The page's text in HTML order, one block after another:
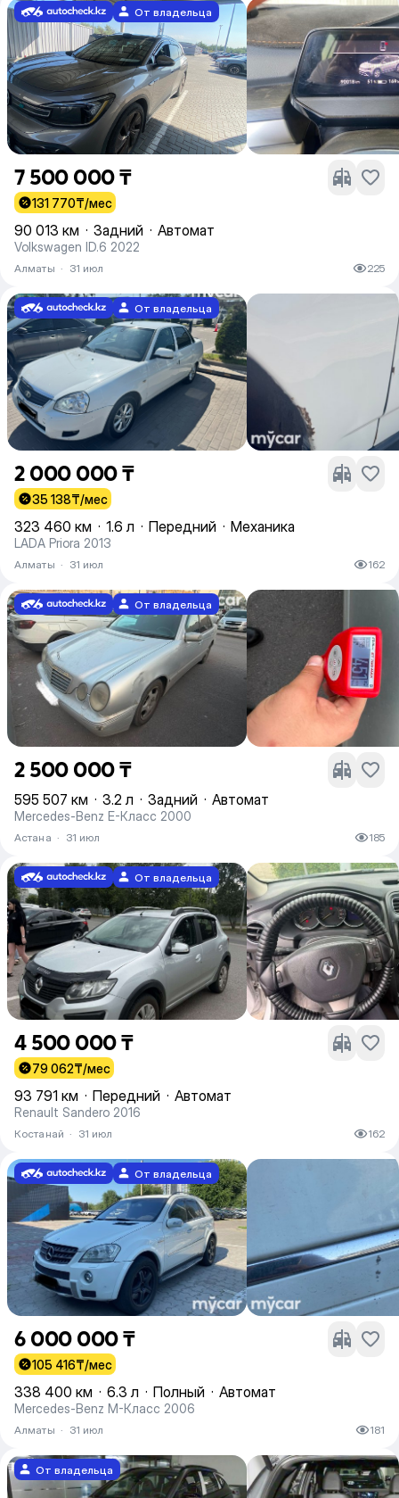
От владельца
7 500 000 ₸
131 770₸/мес
90 013 км · Задний · Автомат
Volkswagen ID.6 2022
Алматы · 31 июл 225
От владельца
2 000 000 ₸
35 138₸/мес
323 460 км · 1.6 л · Передний · Механика
LADA Priora 2013
Алматы · 31 июл 162
От владельца
2 500 000 ₸
595 507 км · 3.2 л · Задний · Автомат
Mercedes-Benz E-Класс 2000
Астана · 31 июл 185
От владельца
4 500 000 ₸
79 062₸/мес
93 791 км · Передний · Автомат
Renault Sandero 2016
Костанай · 31 июл 162
От владельца
6 000 000 ₸
105 416₸/мес
338 400 км · 6.3 л · Полный · Автомат
Mercedes-Benz M-Класс 2006
Алматы · 31 июл 181
От владельца